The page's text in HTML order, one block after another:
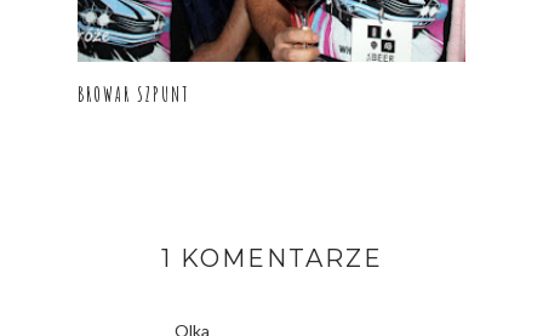
BROWAR SZPUNT
1 KOMENTARZE
Olka